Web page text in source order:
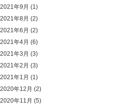
2021年9月 (1)
2021年8月 (2)
2021年6月 (2)
2021年4月 (6)
2021年3月 (3)
2021年2月 (3)
2021年1月 (1)
2020年12月 (2)
2020年11月 (5)